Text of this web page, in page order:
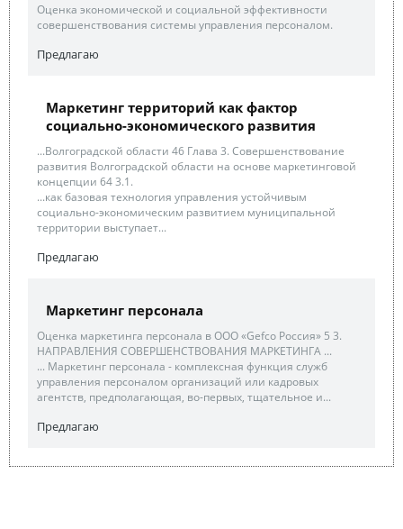
Оценка экономической и социальной эффективности
совершенствования системы управления персоналом.
Предлагаю
Маркетинг территорий как фактор
социально-экономического развития
...Волгоградской области 46 Глава 3. Совершенствование
развития Волгоградской области на основе маркетинговой
концепции 64 3.1.
...как базовая технология управления устойчивым
социально-экономическим развитием муниципальной
территории выступает...
Предлагаю
Маркетинг персонала
Оценка маркетинга персонала в ООО «Gefco Россия» 5 3.
НАПРАВЛЕНИЯ СОВЕРШЕНСТВОВАНИЯ МАРКЕТИНГА ...
... Маркетинг персонала - комплексная функция служб
управления персоналом организаций или кадровых
агентств, предполагающая, во-первых, тщательное и...
Предлагаю